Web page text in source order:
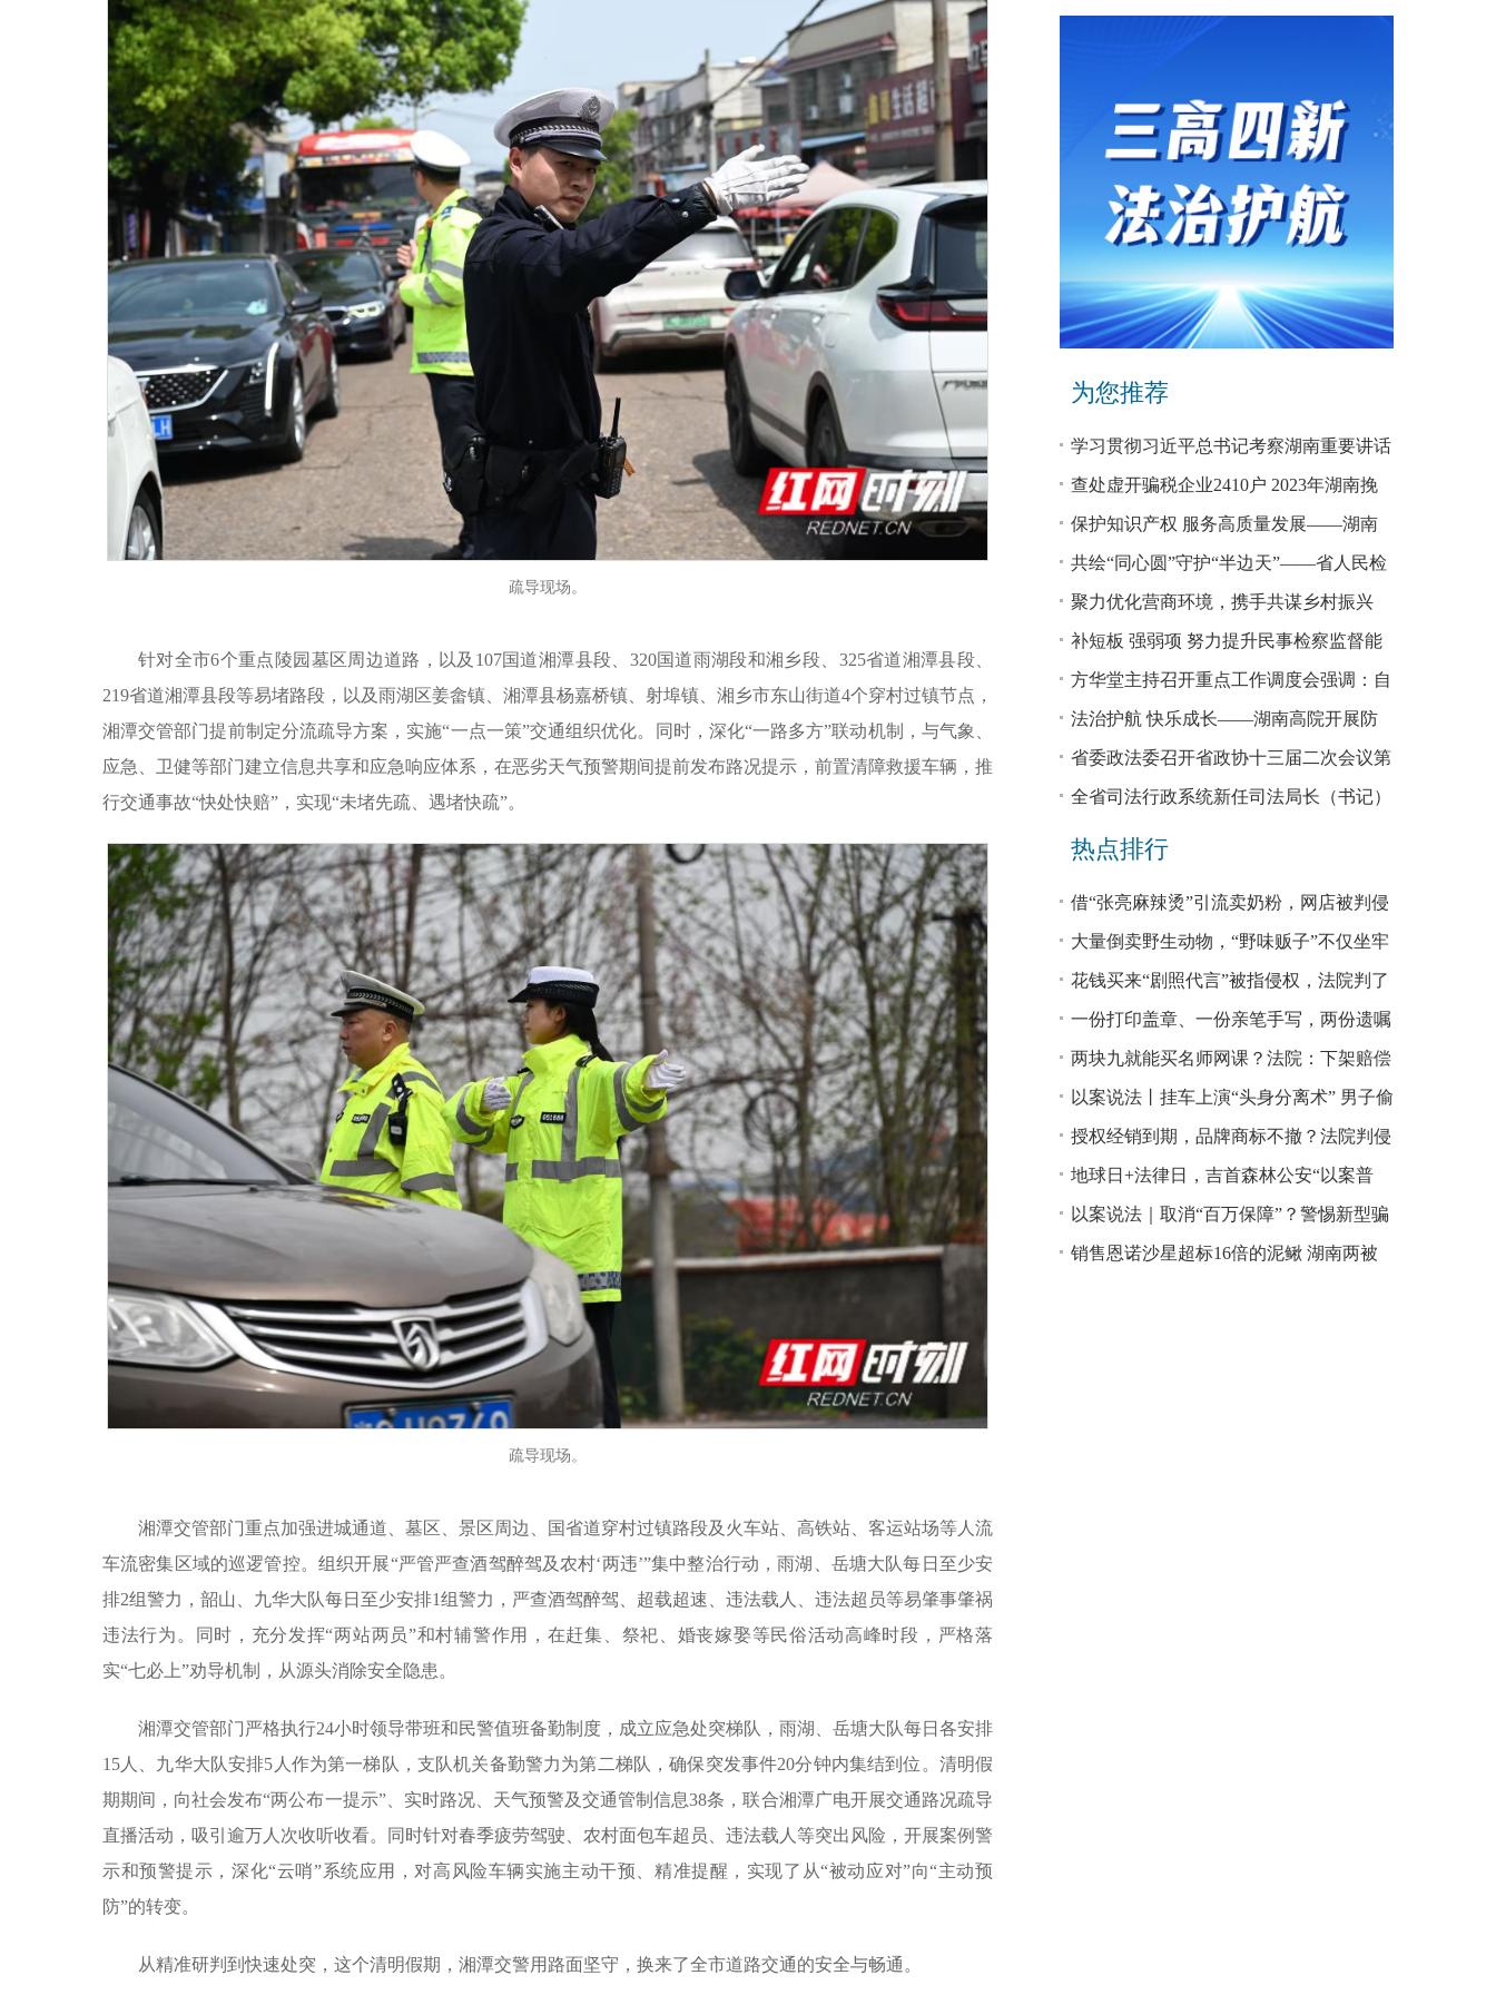
疏导现场。
针对全市6个重点陵园墓区周边道路，以及107国道湘潭县段、320国道雨湖段和湘乡段、325省道湘潭县段、
219省道湘潭县段等易堵路段，以及雨湖区姜畲镇、湘潭县杨嘉桥镇、射埠镇、湘乡市东山街道4个穿村过镇节点，
湘潭交管部门提前制定分流疏导方案，实施“一点一策”交通组织优化。同时，深化“一路多方”联动机制，与气象、
应急、卫健等部门建立信息共享和应急响应体系，在恶劣天气预警期间提前发布路况提示，前置清障救援车辆，推
行交通事故“快处快赔”，实现“未堵先疏、遇堵快疏”。
疏导现场。
湘潭交管部门重点加强进城通道、墓区、景区周边、国省道穿村过镇路段及火车站、高铁站、客运站场等人流
车流密集区域的巡逻管控。组织开展“严管严查酒驾醉驾及农村‘两违’”集中整治行动，雨湖、岳塘大队每日至少安
排2组警力，韶山、九华大队每日至少安排1组警力，严查酒驾醉驾、超载超速、违法载人、违法超员等易肇事肇祸
违法行为。同时，充分发挥“两站两员”和村辅警作用，在赶集、祭祀、婚丧嫁娶等民俗活动高峰时段，严格落
实“七必上”劝导机制，从源头消除安全隐患。
湘潭交管部门严格执行24小时领导带班和民警值班备勤制度，成立应急处突梯队，雨湖、岳塘大队每日各安排
15人、九华大队安排5人作为第一梯队，支队机关备勤警力为第二梯队，确保突发事件20分钟内集结到位。清明假
期期间，向社会发布“两公布一提示”、实时路况、天气预警及交通管制信息38条，联合湘潭广电开展交通路况疏导
直播活动，吸引逾万人次收听收看。同时针对春季疲劳驾驶、农村面包车超员、违法载人等突出风险，开展案例警
示和预警提示，深化“云哨”系统应用，对高风险车辆实施主动干预、精准提醒，实现了从“被动应对”向“主动预
防”的转变。
从精准研判到快速处突，这个清明假期，湘潭交警用 路面坚守，换来了全市道路交通的安全与畅通。
为您推荐
学习贯彻习近平总书记考察湖南重要讲话
和指示精神专题研讨班开班
查处虚开骗税企业2410户 2023年湖南挽
回税款损失48.2亿元
保护知识产权 服务高质量发展——湖南
省公安厅公布打击侵犯知识产权犯罪10起
典型案例
共绘“同心圆”守护“半边天”——省人民检
察院、省妇联共同主办检察开放日活动
聚力优化营商环境，携手共谋乡村振兴
—— 省法院驻大坪村工作队、村“两委”干
部赴企参观学习调研
补短板 强弱项 努力提升民事检察监督能
力
方华堂主持召开重点工作调度会强调：自
我加压 砥砺奋进 推动工作更有成效 更加
出彩
法治护航 快乐成长——湖南高院开展防
欺凌、防性侵公益普法宣讲
省委政法委召开省政协十三届二次会议第
0327号提案办理座谈会
全省司法行政系统新任司法局长（书记）
培训班开班 方华堂作专题辅导
热点排行
借“张亮麻辣烫”引流卖奶粉，网店被判侵
权！
大量倒卖野生动物，“野味贩子”不仅坐牢
还得赔钱
花钱买来“剧照代言”被指侵权，法院判了
一份打印盖章、一份亲笔手写，两份遗嘱
谁说了算？
两块九就能买名师网课？法院：下架赔偿
以案说法丨挂车上演“头身分离术” 男子偷
逃高速通行费获刑
授权经销到期，品牌商标不撤？法院判侵
权！
地球日+法律日，吉首森林公安“以案普
法”
以案说法｜取消“百万保障”？警惕新型骗
局！
销售恩诺沙星超标16倍的泥鳅 湖南两被